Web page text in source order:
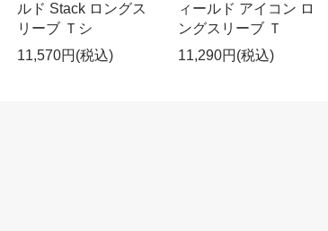
ルド Stack ロングス
リーブ Ｔシ
11,570円(税込)
ィールド アイコン ロ
ングスリーブ Ｔ
11,290円(税込)